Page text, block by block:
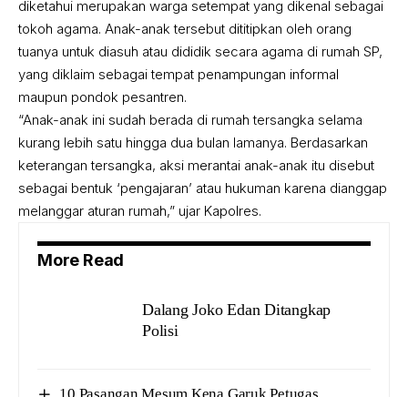
diketahui merupakan warga setempat yang dikenal sebagai
tokoh agama. Anak-anak tersebut dititipkan oleh orang
tuanya untuk diasuh atau dididik secara agama di rumah SP,
yang diklaim sebagai tempat penampungan informal
maupun pondok pesantren.
“Anak-anak ini sudah berada di rumah tersangka selama
kurang lebih satu hingga dua bulan lamanya. Berdasarkan
keterangan tersangka, aksi merantai anak-anak itu disebut
sebagai bentuk ‘pengajaran’ atau hukuman karena dianggap
melanggar aturan rumah,” ujar Kapolres.
More Read
Dalang Joko Edan Ditangkap
Polisi
10 Pasangan Mesum Kena Garuk Petugas